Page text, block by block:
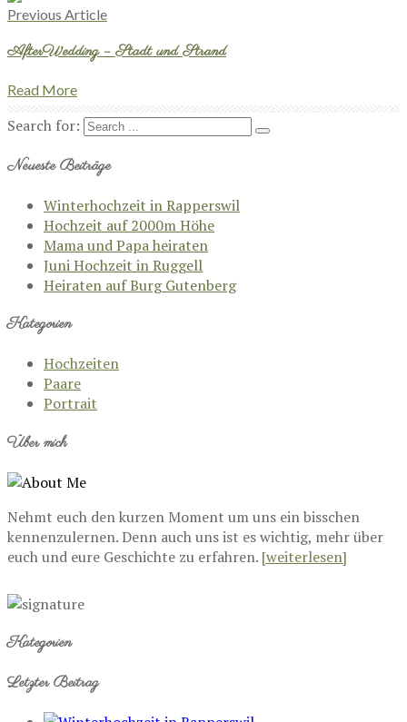
Previous Article
AfterWedding – Stadt und Strand
Read More
Search for:
Neueste Beiträge
Winterhochzeit in Rapperswil
Hochzeit auf 2000m Höhe
Mama und Papa heiraten
Juni Hochzeit in Ruggell
Heiraten auf Burg Gutenberg
Kategorien
Hochzeiten
Paare
Portrait
Über mich
Nehmt euch den kurzen Moment um uns ein bisschen
kennenzulernen. Denn auch uns ist es wichtig, mehr über
euch und eure Geschichte zu erfahren. [weiterlesen]
Kategorien
Letzter Beitrag